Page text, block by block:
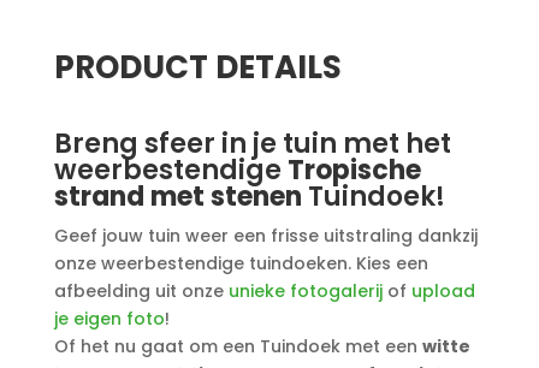
PRODUCT DETAILS
Breng sfeer in je tuin met het
weerbestendige Tropische
strand met stenen Tuindoek!
Geef jouw tuin weer een frisse uitstraling dankzij
onze weerbestendige tuindoeken. Kies een
afbeelding uit onze unieke fotogalerijof upload
je eigen foto!
Of het nu gaat om een Tuindoek met een witte